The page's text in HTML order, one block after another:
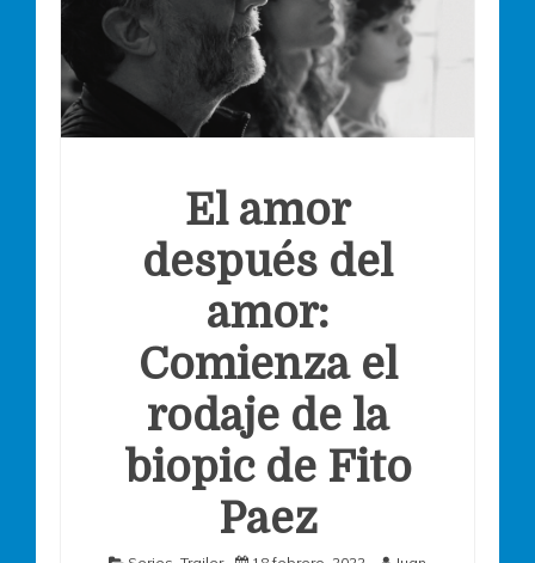
El amor
después del
amor:
Comienza el
rodaje de la
biopic de Fito
Paez